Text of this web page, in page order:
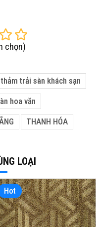
chọn)
thảm trải sàn khách sạn
hoa văn
THANH HÓA
LOẠI
Hot